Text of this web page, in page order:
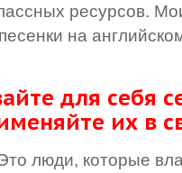
ресурсов.
на
для себя
их в
люди, которые